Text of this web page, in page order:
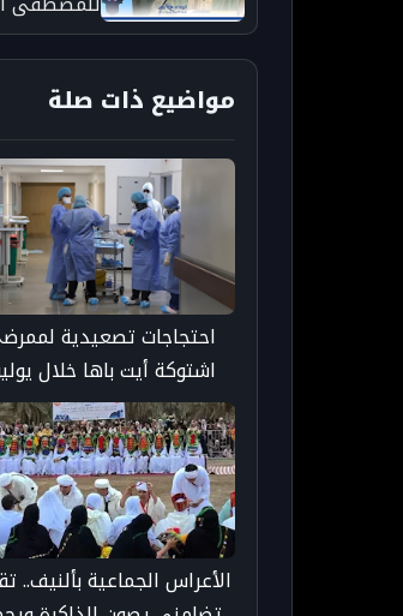
مواضيع ذات صلة
احتجاجات تصعيدية
اشتوكة أيت باها خلال
للمطالبة بتحسين ظروف
taroudant press
الأعراس الجماعية بألنيف..